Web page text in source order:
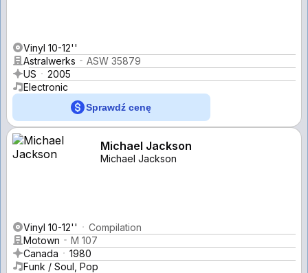
Vinyl 10-12''
Astralwerks
ASW 35879
US
2005
Electronic
Sprawdź cenę
Michael Jackson
Michael Jackson
Vinyl 10-12''
Compilation
Motown
M 107
Canada
1980
Funk / Soul, Pop